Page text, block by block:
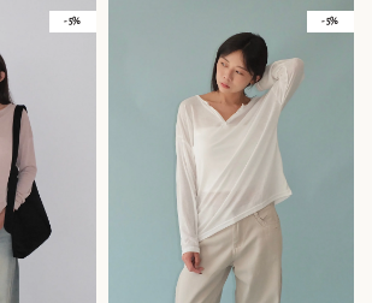
- 5% - 5%